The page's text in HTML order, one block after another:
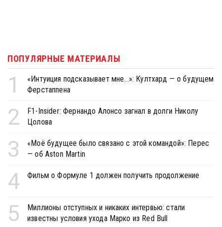
ПОПУЛЯРНЫЕ МАТЕРИАЛЫ
1
«Интуиция подсказывает мне...»: Култхард — о будущем
Ферстаппена
2
F1-Insider: Фернандо Алонсо загнал в долги Николу
Цолова
3
«Моё будущее было связано с этой командой»: Перес
— об Aston Martin
4 Фильм о Формуле 1 должен получить продолжение
5
Миллионы отступных и никаких интервью: стали
известны условия ухода Марко из Red Bull